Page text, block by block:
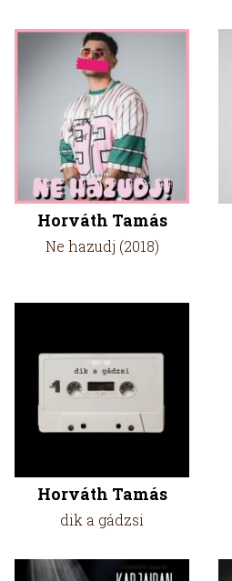
Horváth Tamás
Ne hazudj (2018)
Horváth Tamás
dik a gádzsi